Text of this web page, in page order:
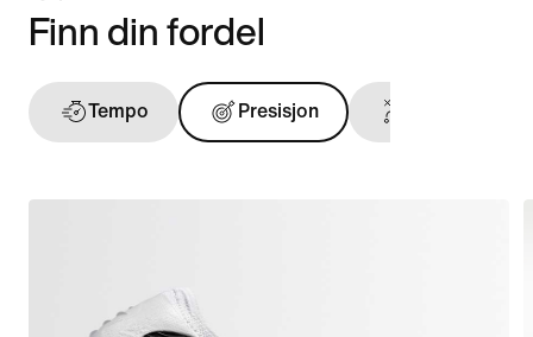
Finn din fordel
Tempo Presisjon